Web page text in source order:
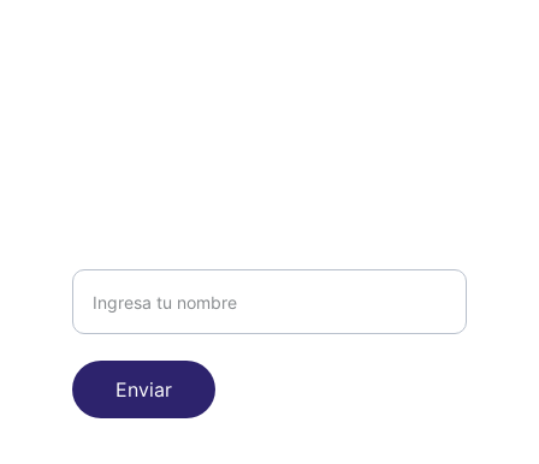
Enviar